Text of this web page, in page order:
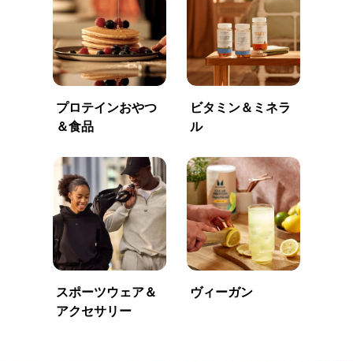
プロテインおやつ
＆食品
ビタミン＆ミネラ
ル
スポーツウェア＆
アクセサリー
ヴィーガン